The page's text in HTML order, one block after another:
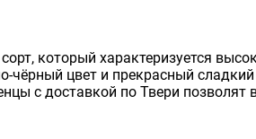
который характеризуется
чёрный цвет и прекрасный
с доставкой по Твери